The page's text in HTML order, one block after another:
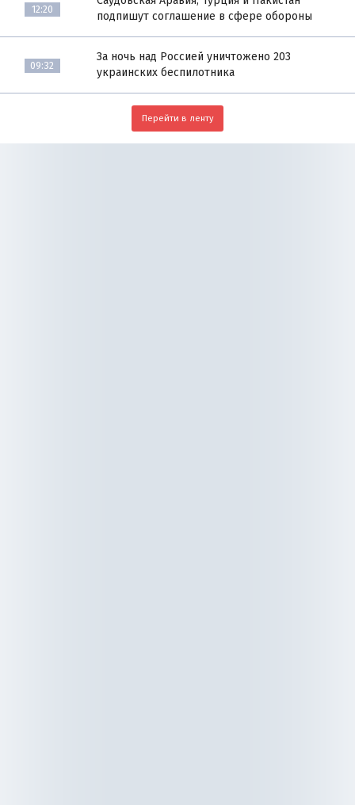
12:20
подпишут соглашение в сфере обороны
09:32
За ночь над Россией уничтожено 203
украинских беспилотника
Перейти в ленту